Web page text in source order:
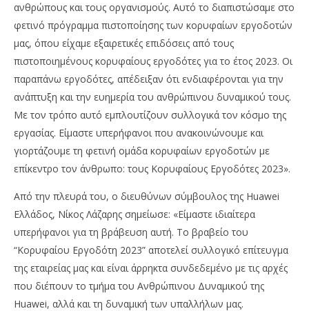
ανθρώπους και τους οργανισμούς. Αυτό το διαπιστώσαμε στο
φετινό πρόγραμμα πιστοποίησης των κορυφαίων εργοδοτών
μας, όπου είχαμε εξαιρετικές επιδόσεις από τους
πιστοποιημένους κορυφαίους εργοδότες για το έτος 2023. Οι
παραπάνω εργοδότες, απέδειξαν ότι ενδιαφέρονται για την
ανάπτυξη και την ευημερία του ανθρώπινου δυναμικού τους.
Με τον τρόπο αυτό εμπλουτίζουν συλλογικά τον κόσμο της
εργασίας. Είμαστε υπερήφανοι που ανακοινώνουμε και
γιορτάζουμε τη φετινή ομάδα κορυφαίων εργοδοτών με
επίκεντρο τον άνθρωπο: τους Κορυφαίους Εργοδότες 2023».
Από την πλευρά του, ο διευθύνων σύμβουλος της Huawei
Ελλάδος, Νίκος Λάζαρης σημείωσε: «Είμαστε ιδιαίτερα
υπερήφανοι για τη βράβευση αυτή. Το βραβείο του
“Κορυφαίου Εργοδότη 2023” αποτελεί συλλογικό επίτευγμα
της εταιρείας μας και είναι άρρηκτα συνδεδεμένο με τις αρχές
που διέπουν το τμήμα του Ανθρώπινου Δυναμικού της
Huawei, αλλά και τη δυναμική των υπαλλήλων μας.